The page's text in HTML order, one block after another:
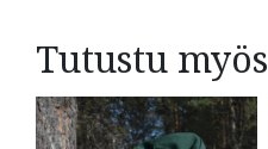
Tutustu myös